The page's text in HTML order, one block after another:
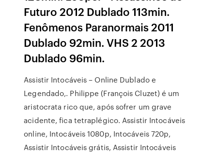
Futuro 2012 Dublado 113min.
Fenômenos Paranormais 2011
Dublado 92min. VHS 2 2013
Dublado 96min.
Assistir Intocáveis – Online Dublado e
Legendado,. Philippe (François Cluzet) é um
aristocrata rico que, após sofrer um grave
acidente, fica tetraplégico. Assistir Intocáveis
online, Intocáveis 1080p, Intocáveis 720p,
Assistir Intocáveis grátis, Assistir Intocáveis